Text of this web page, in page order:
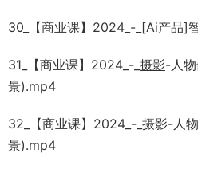
30_【商业课】2024_-_[Ai产品]
31_【商业课】2024_-_ 摄影-人
景).mp4
32_【商业课】2024_-_摄影-人
景).mp4